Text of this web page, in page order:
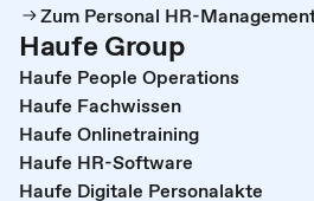
Zum Personal HR-
Haufe Group
Haufe People Operations
Haufe Fachwissen
Haufe Onlinetraining
Haufe HR-Software
Haufe Digitale Personalakte